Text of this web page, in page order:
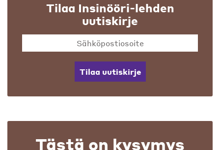
Tilaa Insinööri-lehden
uutiskirje
Tilaa uutiskirje
Tästä on kysymys